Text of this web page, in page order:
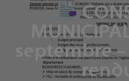
septembre
rendu